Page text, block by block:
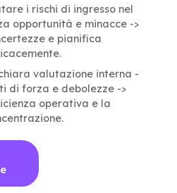
i rischi di ingresso nel
opportunità e minacce ->
e pianifica
valutazione interna -
di forza e debolezze ->
operativa e la